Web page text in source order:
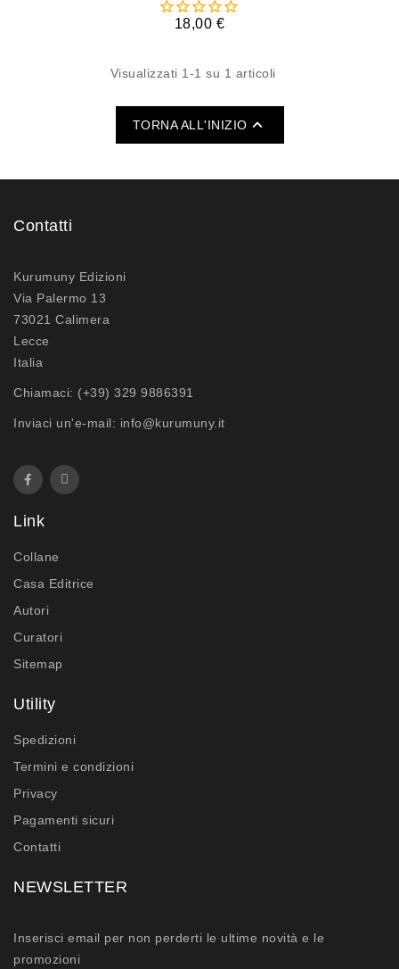
18,00 €
Visualizzati 1-1 su 1 articoli
TORNA ALL'INIZIO 
Contatti
Kurumuny Edizioni
Via Palermo 13
73021 Calimera
Lecce
Italia
Chiamaci: (+39) 329 9886391
Inviaci un'e-mail: info@kurumuny.it
Link
Collane
Casa Editrice
Autori
Curatori
Sitemap
Utility
Spedizioni
Termini e condizioni
Privacy
Pagamenti sicuri
Contatti
NEWSLETTER
Inserisci email per non perderti le ultime novità e le
promozioni